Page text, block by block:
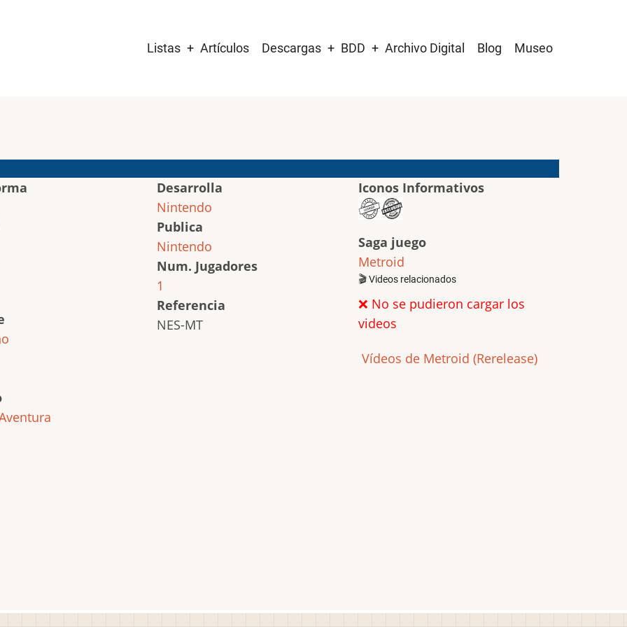
navigation
Listas Artículos Descargas BDD Archivo Digital Blog Museo
Desarrolla
Nintendo
Publica
Nintendo
Num. Jugadores
1
Referencia
NES-MT
Iconos Informativos
Saga juego
Metroid
🎬 Videos relacionados
❌ No se pudieron cargar los
videos
Vídeos de Metroid (Rerelease)